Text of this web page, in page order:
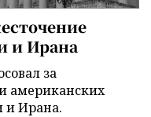
и Ирана
за
американских
и Ирана.